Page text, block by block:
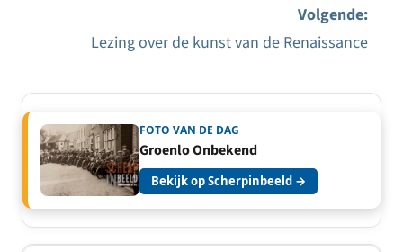
Volgende:
Lezing over de kunst van de Renaissance
FOTO VAN DE DAG
Groenlo Onbekend
Bekijk op Scherpinbeeld →